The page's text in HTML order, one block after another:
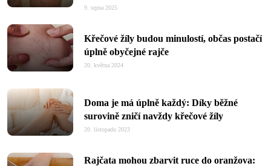
9. srpna 2025
Křečové žíly budou minulostí, občas postačí
úplně obyčejné rajče
20. května 2024
Doma je má úplně každý: Díky běžné
surovině zničí navždy křečové žíly
20. listopadu 2023
Rajčata mohou zbarvit ruce do oranžova: